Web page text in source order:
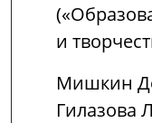
и
Мишкин
Гилазова